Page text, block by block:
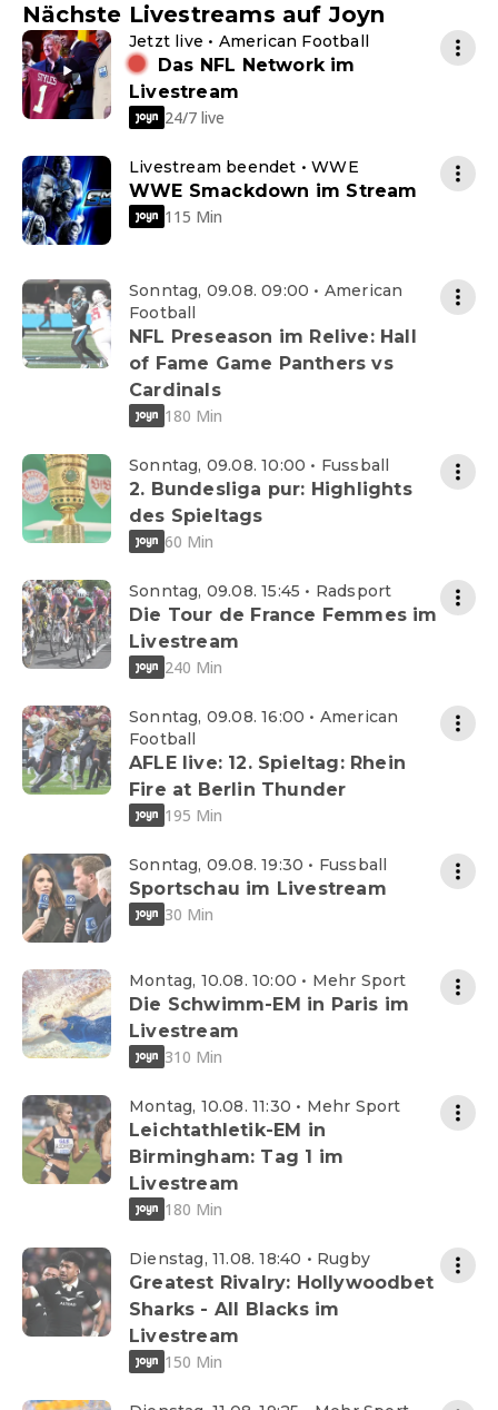
Nächste Livestreams auf Joyn
Jetzt live • American Football
Das NFL Network im
Livestream
24/7 live
Livestream beendet • WWE
WWE Smackdown im Stream
115 Min
Sonntag, 09.08. 09:00 • American
Football
NFL Preseason im Relive: Hall
of Fame Game Panthers vs
Cardinals
180 Min
Sonntag, 09.08. 10:00 • Fussball
2. Bundesliga pur: Highlights
des Spieltags
60 Min
Sonntag, 09.08. 15:45 • Radsport
Die Tour de France Femmes im
Livestream
240 Min
Sonntag, 09.08. 16:00 • American
Football
AFLE live: 12. Spieltag: Rhein
Fire at Berlin Thunder
195 Min
Sonntag, 09.08. 19:30 • Fussball
Sportschau im Livestream
30 Min
Montag, 10.08. 10:00 • Mehr Sport
Die Schwimm-EM in Paris im
Livestream
310 Min
Montag, 10.08. 11:30 • Mehr Sport
Leichtathletik-EM in
Birmingham: Tag 1 im
Livestream
180 Min
Dienstag, 11.08. 18:40 • Rugby
Greatest Rivalry: Hollywoodbet
Sharks - All Blacks im
Livestream
150 Min